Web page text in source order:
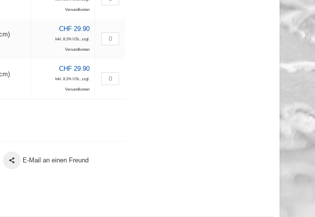
Versandkosten
CHF 29.90
Inkl. 8.1% USt. zzgl.
Versandkosten
CHF 29.90
Inkl. 8.1% USt. zzgl.
Versandkosten
E-Mail an einen Freund